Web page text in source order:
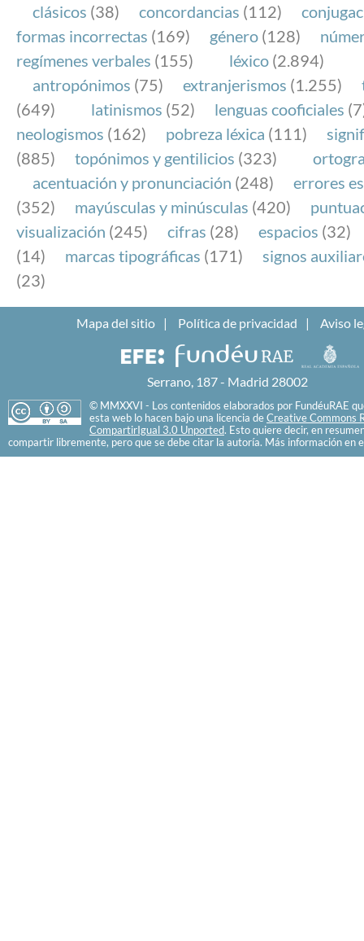
clásicos (38) concordancias (112)
formas incorrectas (169) género (128)
regímenes verbales (155) léxico (2.894)
antropónimos (75) extranjerismos (1.255)
(649)
latinismos (52) lenguas cooficiales
neologismos (162) pobreza léxica (111)
(885)
topónimos y gentilicios (323)
acentuación y pronunciación (248)
errores
(352)
mayúsculas y minúsculas (420)
visualización (245) cifras (28) espacios (32)
(14)
marcas tipográficas (171)
signos
(23)
Mapa del sitio Política de privacidad Aviso
Serrano, 187 - Madrid 28002
© MMXXVI - Los contenidos elaborados por FundéuRAE
esta web lo hacen bajo una licencia de Creative Commons
CompartirIgual 3.0 Unported. Esto quiere decir, en
compartir libremente, pero que se debe citar la autoría. Más información en